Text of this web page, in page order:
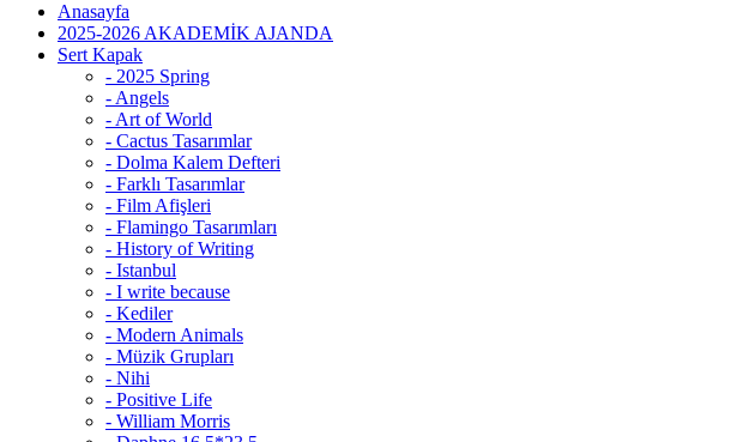
Anasayfa
2025-2026 AKADEMİK AJANDA
Sert Kapak
- 2025 Spring
- Angels
- Art of World
- Cactus Tasarımlar
- Dolma Kalem Defteri
- Farklı Tasarımlar
- Film Afişleri
- Flamingo Tasarımları
- History of Writing
- Istanbul
- I write because
- Kediler
- Modern Animals
- Müzik Grupları
- Nihi
- Positive Life
- William Morris